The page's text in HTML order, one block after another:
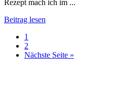
Rezept mach ich im ...
Beitrag lesen
1
2
Nächste Seite »